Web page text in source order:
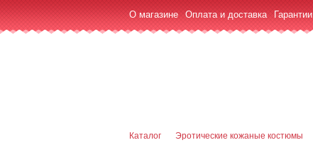
О магазине Оплата и доставка Гарантии
Каталог Эротические кожаные костюмы